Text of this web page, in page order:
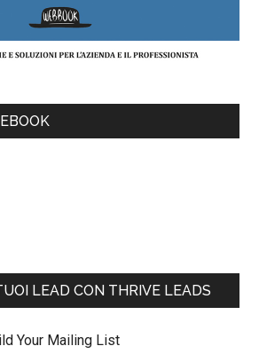
LEAD CON THRIVE LEADS